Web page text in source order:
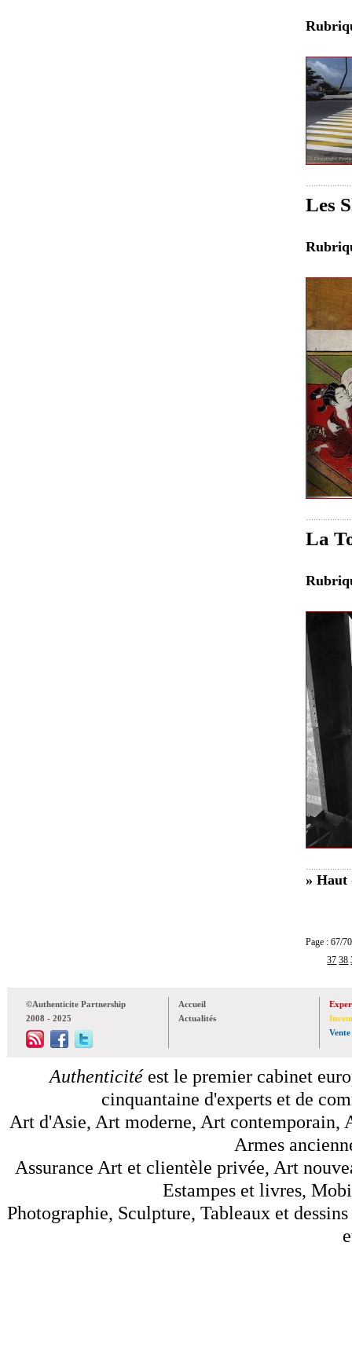
Les
La
» Haut
Page :
37 38
©Authenticite Partnership
2008 - 2025
Accueil
Actualités
Vente
Authenticitéest le premier cabinet
cinquantaine d'experts et de
Art d'Asie, Art moderne, Art contemporain,
Armes
Assurance Art et clientèle privée, Art
Estampes et livres,
Photographie, Sculpture, Tableaux et